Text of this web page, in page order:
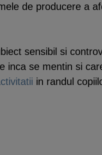
de producere a
sensibil si
inca se mentin si
in randul